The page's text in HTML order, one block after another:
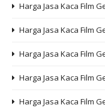
Harga Jasa Kaca Film
Harga Jasa Kaca Film
Harga Jasa Kaca Film
Harga Jasa Kaca Film
Harga Jasa Kaca Film